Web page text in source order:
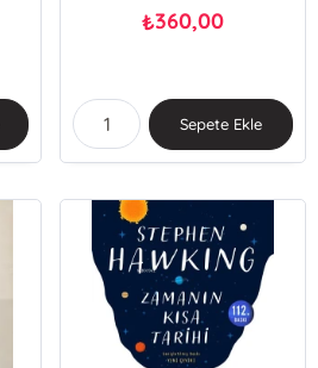
₺360,00
Sepete Ekle